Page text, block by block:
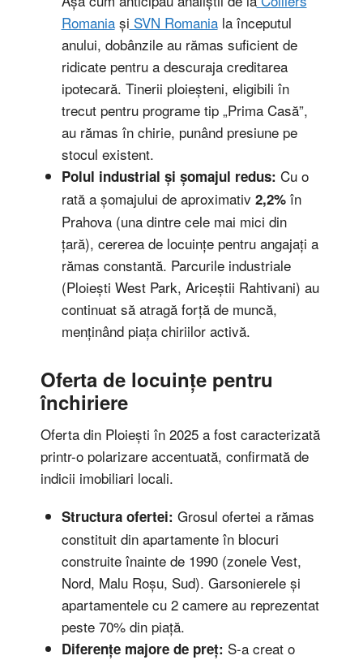
Romaniași SVN Romaniala începutul
anului, dobânzile au rămas suficient de
ridicate pentru a descuraja creditarea
ipotecară. Tinerii ploieșteni, eligibili în
trecut pentru programe tip „Prima Casă”,
au rămas în chirie, punând presiune pe
stocul existent.
Polul industrial și șomajul redus: Cu o
rată a șomajului de aproximativ 2,2%în
Prahova (una dintre cele mai mici din
țară), cererea de locuințe pentru angajați a
rămas constantă. Parcurile industriale
(Ploiești West Park, Ariceștii Rahtivani) au
continuat să atragă forță de muncă,
menținând piața chiriilor activă.
Oferta de locuințe pentru
închiriere
Oferta din Ploiești în 2025 a fost caracterizată
printr-o polarizare accentuată, confirmată de
indicii imobiliari locali.
Structura ofertei: Grosul ofertei a rămas
constituit din apartamente în blocuri
construite înainte de 1990 (zonele Vest,
Nord, Malu Roșu, Sud). Garsonierele și
apartamentele cu 2 camere au reprezentat
peste 70% din piață.
Diferențe majore de preț: S-a creat o